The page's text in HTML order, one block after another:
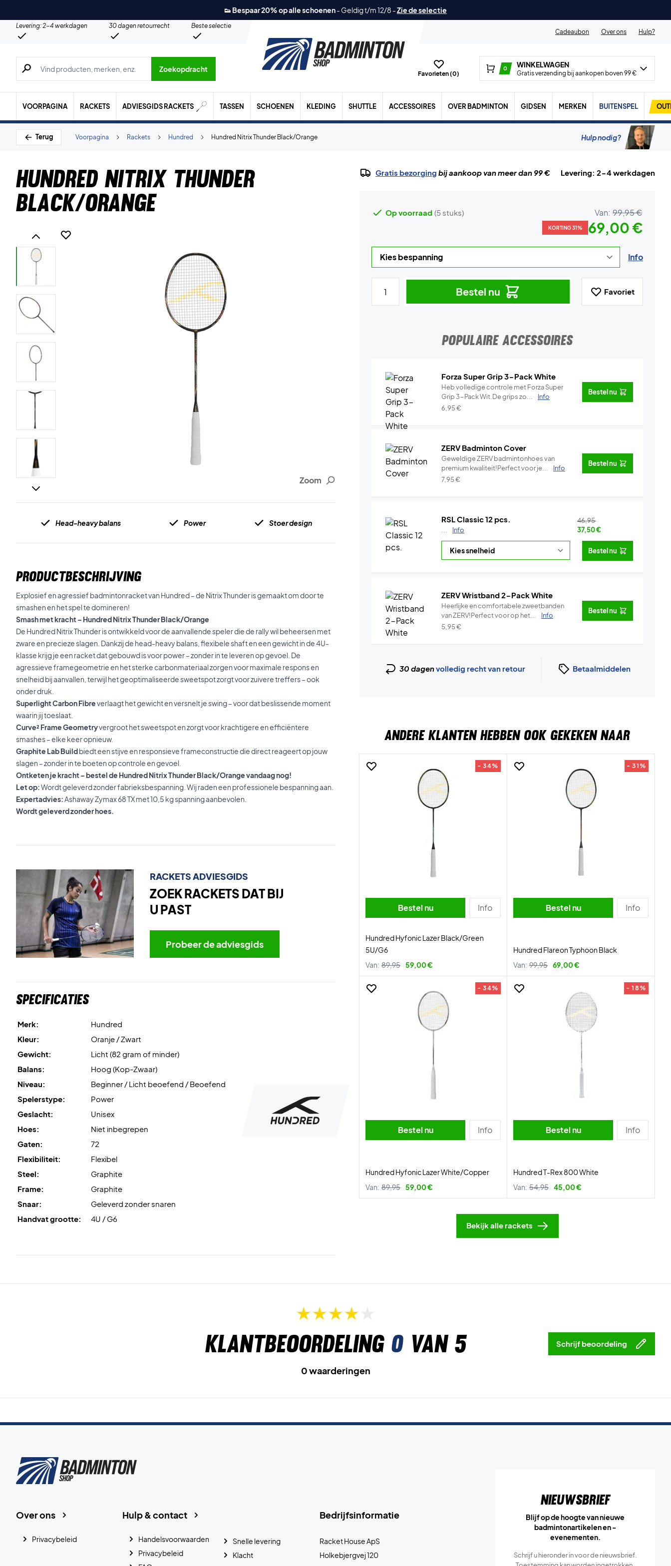
👟 Bespaar 20% op alle schoenen- Geldig t/m 12/8 -Zie de selectie
Levering: 2-4 werkdagen 30 dagen retourrecht
Beste selectie
Cadeaubon
Over ons Hulp?
Zoeken naar producten, merken etc.
Zoekopdracht
Favorieten (0)
0 WINKELWAGEN
Gratis verzending bij aankopen boven 99 €
VOORPAGINA RACKETS ADVIESGIDS RACKETS TASSEN SCHOENEN KLEDING SHUTTLE ACCESSOIRES OVER BADMINTON GIDSEN MERKEN BUITENSPEL
Terug Hundred Nitrix Thunder Black/Orange
Hundred
Rackets
Voorpagina Hulp nodig?
Hundred Nitrix Thunder
Black/Orange
Zoom
Head-heavy balans Power Stoer design
PRODUCTBESCHRIJVING
Explosief en agressief badmintonracket van Hundred – de Nitrix Thunder is gemaakt om door te
smashen en het spel te domineren!
Smash met kracht – Hundred Nitrix Thunder Black/Orange
De Hundred Nitrix Thunder is ontwikkeld voor de aanvallende speler die de rally wil beheersen met
zware en precieze slagen. Dankzij de head-heavy balans, flexibele shaft en een gewicht in de 4U-
klasse krijg je een racket dat gebouwd is voor power – zonder in te leveren op gevoel. De
agressieve framegeometrie en het sterke carbonmateriaal zorgen voor maximale respons en
snelheid bij aanvallen, terwijl het geoptimaliseerde sweetspot zorgt voor zuivere treffers – ook
onder druk.
Superlight Carbon Fibreverlaagt het gewicht en versnelt je swing – voor dat beslissende moment
waarin jij toeslaat.
Curve² Frame Geometryvergroot het sweetspot en zorgt voor krachtigere en efficiëntere
smashes – elke keer opnieuw.
Graphite Lab Buildbiedt een stijve en responsieve frameconstructie die direct reageert op jouw
slagen – zonder in te boeten op controle en gevoel.
Ontketen je kracht – bestel de Hundred Nitrix Thunder Black/Orange vandaag nog!
Let op:Wordt geleverd zonder fabrieksbespanning. Wij raden een professionele bespanning aan.
Expertadvies:Ashaway Zymax 68 TX met 10,5 kg spanning aanbevolen.
Wordt geleverd zonder hoes.
RACKETS ADVIESGIDS
ZOEK RACKETS DAT BIJ
U PAST
Probeer de adviesgids
Specificaties
Merk:
Hundred
Kleur:
Oranje / Zwart
Gewicht:
Licht (82 gram of minder)
Balans:
Hoog (Kop-Zwaar)
Niveau:
Beginner / Licht beoefend / Beoefend
Spelerstype:
Power
Geslacht:
Unisex
Hoes:
Niet inbegrepen
Gaten:
72
Flexibiliteit:
Flexibel
Steel:
Graphite
Frame:
Graphite
Snaar:
Geleverd zonder snaren
Handvat grootte:
4U / G6
Gratis bezorging bij aankoop van meer dan 99 € Levering: 2-4 werkdagen
Op voorraad (5 stuks) Van: 99,95 €
KORTING 31% 69,00 €
Info
Bestel nu Favoriet
POPULAIRE ACCESSOIRES
Forza Super Grip 3-Pack White
Heb volledige controle met Forza Super
Grip 3-Pack Wit.De grips zo...
Info
6,95€
Bestel nu
ZERV Badminton Cover
Geweldige ZERV badmintonhoes van
premium kwaliteit!Perfect voor je...
Info
7,95€
Bestel nu
RSL Classic 12 pcs.
Info
46,95
37,50€
Bestel nu
ZERV Wristband 2-Pack White
Heerlijke en comfortabele zweetbanden
van ZERV!Perfect voor op het...
Info
5,95€
Bestel nu
30 dagenvolledig recht van retour Betaalmiddelen
ANDERE KLANTEN HEBBEN OOK GEKEKEN NAAR
- 34%
Bestel nu Info
Hundred Hyfonic Lazer Black/Green
5U/G6
Van: 89,95 59,00 €
- 31%
Bestel nu Info
Hundred Flareon Typhoon Black
Van: 99,95 69,00 €
- 34%
Bestel nu Info
Hundred Hyfonic Lazer White/Copper
Van: 89,95 59,00 €
- 18%
Bestel nu Info
Hundred T-Rex 800 White
Van: 54,95 45,00 €
Bekijk alle rackets
Klantbeoordeling 0van 5 Schrijf beoordeling
0 waarderingen
Bedrijfsinformatie
Racket House ApS
Holkebjergvej 120
Hulp & contact
Handelsvoorwaarden
Privacybeleid
Snelle levering
Klacht
Over ons
Privacybeleid
Nieuwsbrief
Blijf op de hoogte van nieuwe
badmintonartikelen en -
evenementen.
Schrijf u hieronder in voor de nieuwsbrief.